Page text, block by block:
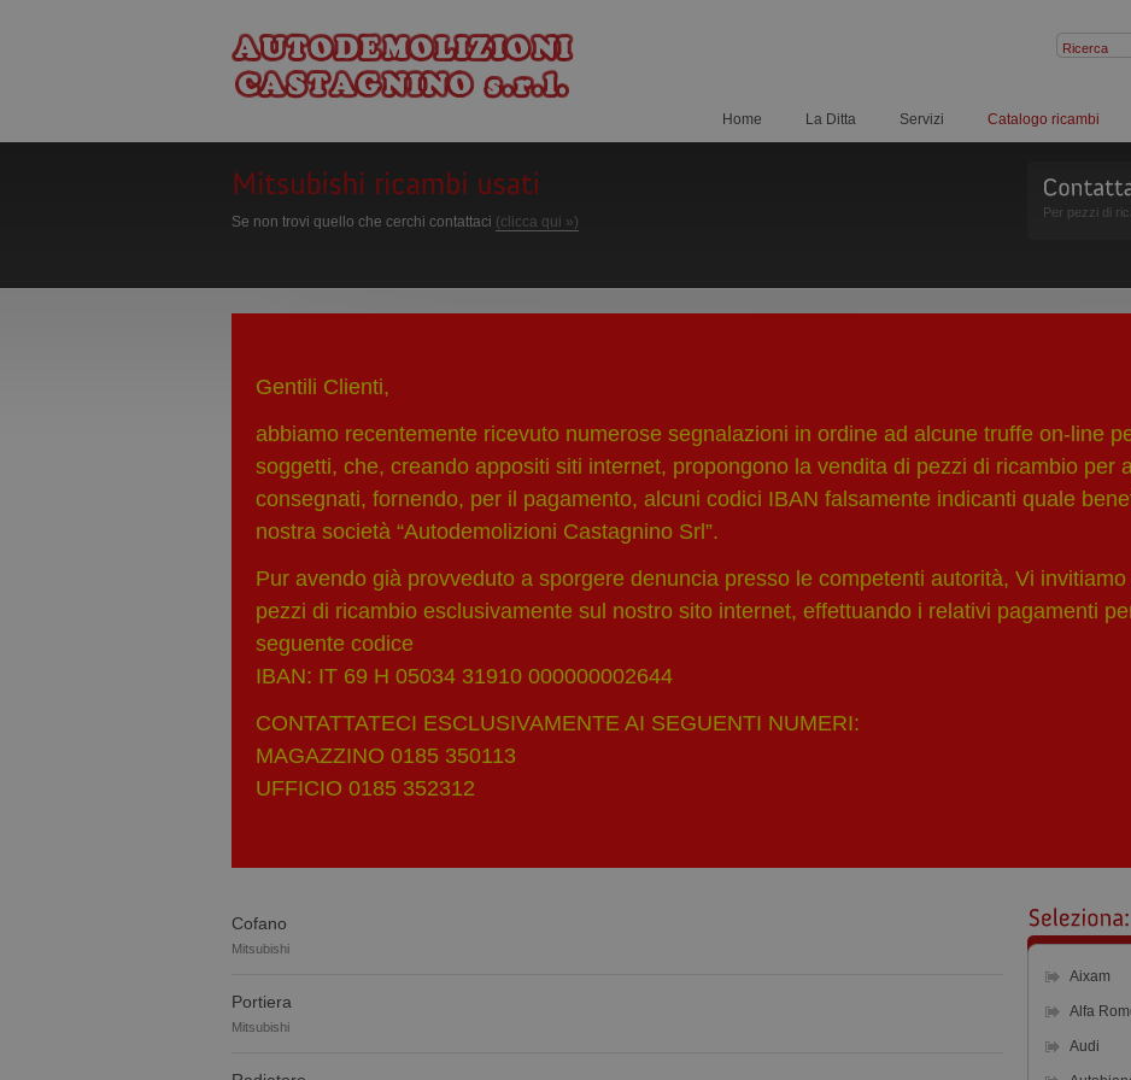
Home La Ditta Servizi Catalogo ricambi
Se non trovi quello che cerchi contattaci (clicca qui »)
Per pezzi di
Gentili Clienti,
abbiamo recentemente ricevuto numerose segnalazioni in ordine ad alcune truffe on-line
soggetti, che, creando appositi siti internet, propongono la vendita di pezzi di ricambio per
consegnati, fornendo, per il pagamento, alcuni codici IBAN falsamente indicanti quale
nostra società “Autodemolizioni Castagnino Srl”.
Pur avendo già provveduto a sporgere denuncia presso le competenti autorità, Vi
pezzi di ricambio esclusivamente sul nostro sito internet, effettuando i relativi pagamenti
seguente codice
IBAN: IT 69 H 05034 31910 000000002644
CONTATTATECI ESCLUSIVAMENTE AI SEGUENTI NUMERI:
MAGAZZINO 0185 350113
UFFICIO 0185 352312
Cofano
Mitsubishi
Portiera
Mitsubishi
Aixam
Alfa
Audi